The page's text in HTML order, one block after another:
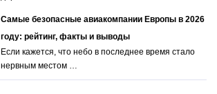
Самые безопасные авиакомпании Европы в 2026
году: рейтинг, факты и выводы
Если кажется, что небо в последнее время стало
нервным местом …